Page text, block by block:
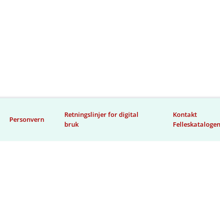
Personvern
Retningslinjer for digital
bruk
Kontakt
Felleskatalogen